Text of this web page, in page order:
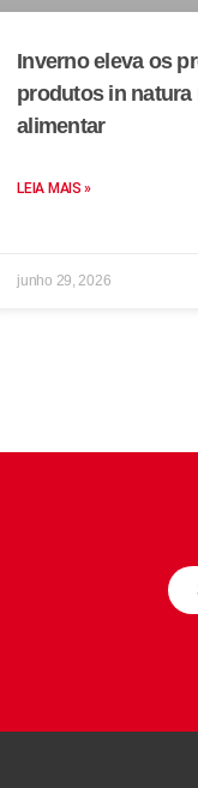
Inverno eleva os
produtos in natura
alimentar
LEIA MAIS »
junho 29, 2026